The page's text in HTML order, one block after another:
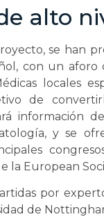
alto
se han
con un aforo
locales
de
información
y se
la European
por
de